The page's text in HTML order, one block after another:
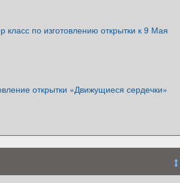
класс по изготовлению открытки к 9 Мая
открытки «Движущиеся сердечки»